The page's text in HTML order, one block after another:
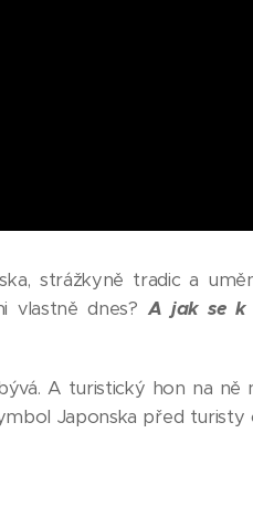
strážkyně tradic a
vlastně dnes? A jak se k
A turistický hon na ně
Japonska před turisty